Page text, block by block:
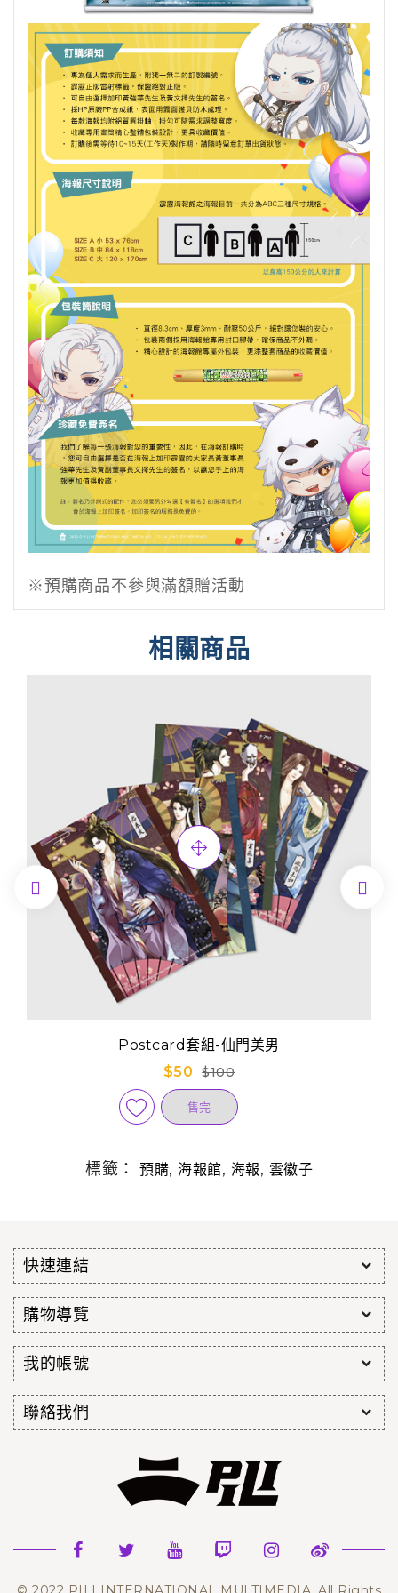
※預購商品不參與滿額贈活動
相關商品
Postcard套組-仙門美男
$50
$100
售完
 
標籤： 預購, 海報館, 海報, 雲徽子
快速連結
購物導覽
我的帳號
聯絡我們